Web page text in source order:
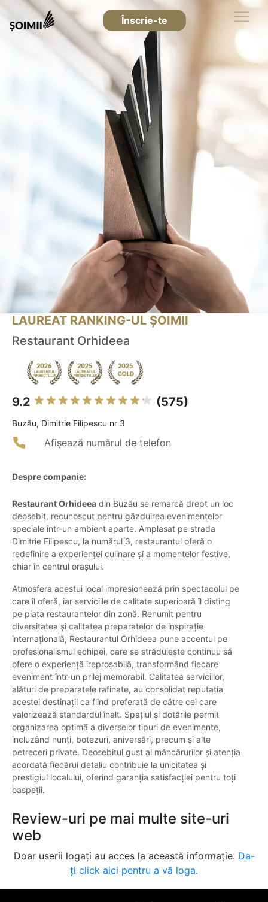
Înscrie-te
LAUREAT RANKING-UL ȘOIMII
Restaurant Orhideea
9.2 (575)
Buzău, Dimitrie Filipescu nr 3
Afișează numărul de telefon
Despre companie:
Restaurant Orhideea din Buzău se remarcă drept un loc
deosebit, recunoscut pentru găzduirea evenimentelor
speciale într-un ambient aparte. Amplasat pe strada
Dimitrie Filipescu, la numărul 3, restaurantul oferă o
redefinire a experienței culinare și a momentelor festive,
chiar în centrul orașului.
Atmosfera acestui local impresionează prin spectacolul pe
care îl oferă, iar serviciile de calitate superioară îl disting
pe piața restaurantelor din zonă. Renumit pentru
diversitatea și calitatea preparatelor de inspirație
internațională, Restaurantul Orhideea pune accentul pe
profesionalismul echipei, care se străduiește continuu să
ofere o experiență ireproșabilă, transformând fiecare
eveniment într-un prilej memorabil. Calitatea serviciilor,
alături de preparatele rafinate, au consolidat reputația
acestei destinații ca fiind preferată de către cei care
valorizează standardul înalt. Spațiul și dotările permit
organizarea optimă a diverselor tipuri de evenimente,
incluzând nunți, botezuri, aniversări, precum și alte
petreceri private. Deosebitul gust al mâncărurilor și atenția
acordată fiecărui detaliu contribuie la unicitatea și
prestigiul localului, oferind garanția satisfacției pentru toți
oaspeții.
Review-uri pe mai multe site-uri
web
Doar userii logați au acces la această informație. Da-
ți click aici pentru a vă loga.